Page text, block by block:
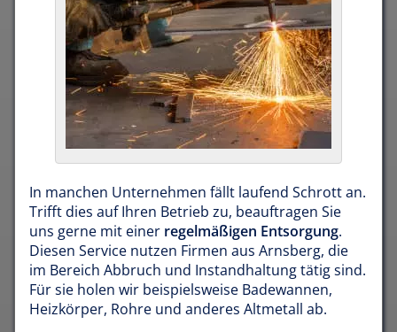
In manchen Unternehmen fällt laufend Schrott an.
Trifft dies auf Ihren Betrieb zu, beauftragen Sie
uns gerne mit einer regelmäßigen Entsorgung.
Diesen Service nutzen Firmen aus Arnsberg, die
im Bereich Abbruch und Instandhaltung tätig sind.
Für sie holen wir beispielsweise Badewannen,
Heizkörper, Rohre und anderes Altmetall ab.